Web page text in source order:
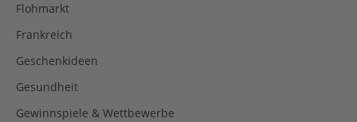
Flohmarkt
Frankreich
Geschenkideen
Gesundheit
Gewinnspiele & Wettbewerbe